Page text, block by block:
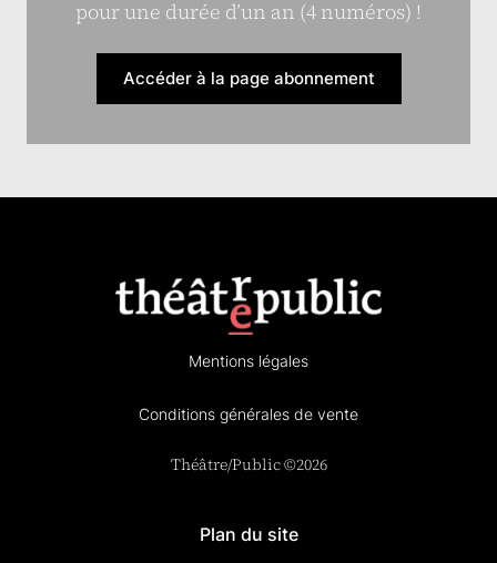
pour une durée d’un an (4 numéros) !
Accéder à la page abonnement
Mentions légales
Conditions générales de vente
Théâtre/Public ©2026
Plan du site